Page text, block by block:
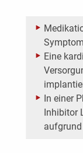
Eine
In einer
Inhibitor